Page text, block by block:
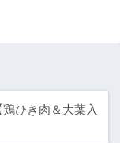
ひき肉＆大葉入